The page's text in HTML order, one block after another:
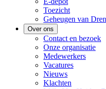
Toezicht
Geheugen van
Over ons
Contact en bezoek
Onze organisatie
Medewerkers
Vacatures
Nieuws
Klachten